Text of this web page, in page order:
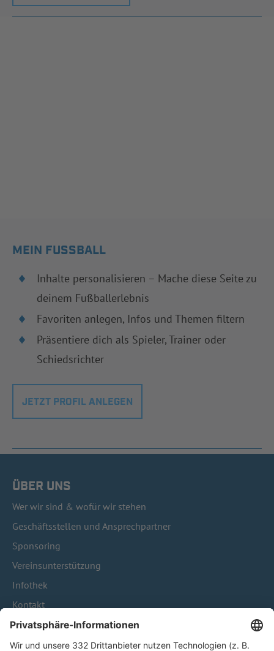
MEIN FUSSBALL
Inhalte personalisieren – Mache diese Seite zu
deinem Fußballerlebnis
Favoriten anlegen, Infos und Themen filtern
Präsentiere dich als Spieler, Trainer oder
Schiedsrichter
JETZT PROFIL ANLEGEN
ÜBER UNS
Wer wir sind & wofür wir stehen
Geschäftsstellen und Ansprechpartner
Sponsoring
Vereinsunterstützung
Infothek
Kontakt
HÄUFIG BESUCHTE SEITEN